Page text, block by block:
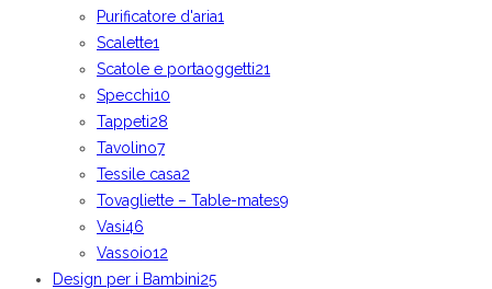
Purificatore d'aria1
Scalette1
Scatole e portaoggetti21
Specchi10
Tappeti28
Tavolino7
Tessile casa2
Tovagliette – Table-mates9
Vasi46
Vassoio12
Design per i Bambini25